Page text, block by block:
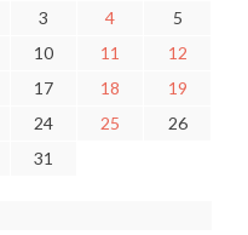
3 4
5
10 11
12
17 18
19
24 25
26
31